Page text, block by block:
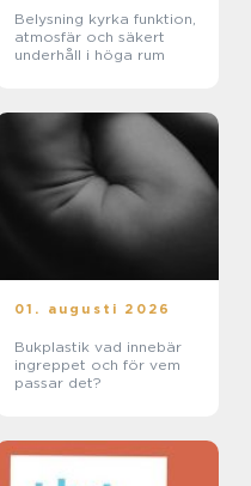
Belysning kyrka funktion,
atmosfär och säkert
underhåll i höga rum
01. augusti 2026
Bukplastik vad innebär
ingreppet och för vem
passar det?